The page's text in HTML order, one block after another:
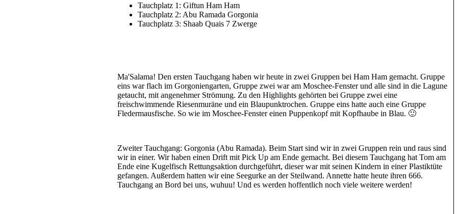
Tauchplatz 1: Giftun Ham Ham
Tauchplatz 2: Abu Ramada Gorgonia
Tauchplatz 3: Shaab Quais 7 Zwerge
Ma'Salama! Den ersten Tauchgang haben wir heute in zwei Gruppen bei Ham Ham gemacht. Gruppe
eins war flach im Gorgoniengarten, Gruppe zwei war am Moschee-Fenster und alle sind in die Lagune
getaucht, mit angenehmer Strömung. Zu den Highlights gehörten bei Gruppe zwei eine
freischwimmende Riesenmuräne und ein Blaupunktrochen. Gruppe eins hatte auch eine Gruppe
Fledermausfische. So wie im Moschee-Fenster einen Puppenkopf mit Kopfhaube in Blau. 🙂
Zweiter Tauchgang: Gorgonia (Abu Ramada). Beim Start sind wir in zwei Gruppen rein und raus sind
wir in einer. Wir haben einen Drift mit Pick Up am Ende gemacht. Bei diesem Tauchgang hat Tom am
Ende eine Kugelfisch Rettungsaktion durchgeführt, dieser war mit seinen Kindern in einer Plastiktüte
gefangen. Außerdem hatten wir eine Seegurke an der Steilwand. Annette hatte heute ihren 666.
Tauchgang an Bord bei uns, wuhuu! Und es werden hoffentlich noch viele weitere werden!